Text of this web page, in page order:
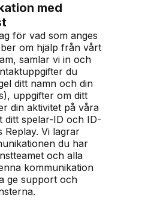
med
för vad som anges
om hjälp från vårt
samlar vi in och
du
ditt namn och din
uppgifter om ditt
din aktivitet på våra
ditt spelar-ID och ID-
Replay. Vi lagrar
du har
och alla
kommunikation
ge support och